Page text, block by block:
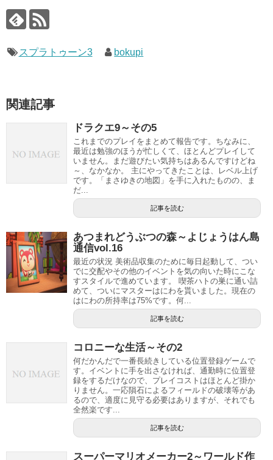
スプラトゥーン3 bokupi
関連記事
ドラクエ9～その5
これまでのプレイをまとめて報告です。ちなみに、
最近は勉強のほうが忙しくて、ほとんどプレイして
いません。まだ遊びたい気持ちはあるんですけどね
～、なかなか。 主にやってきたことは、レベル上げ
です。「まさゆきの地図」を手に入れたものの、ま
だ...
記事を読む
あつまれどうぶつの森～よじょうはん島
通信vol.16
最近の状況 美術品収集のために毎日起動して、つい
でに交配やその他のイベントを気の向いた時にこな
すスタイルで進めています。 喫茶ハトの巣に通い詰
めて、ついにマスターはにわを貰いました。現在の
はにわの所持率は75%です。何...
記事を読む
コロニーな生活～その2
何だかんだで一番長続きしている位置登録ゲームで
す。イベントに手を出さなければ、通勤時に位置登
録をするだけなので、プレイコストはほとんど掛か
りません。一応隕石によるフィールドの破壊等があ
るので、適度に見守る必要はありますが、それでも
全然楽です...
記事を読む
スーパーマリオメーカー2～ワールド作